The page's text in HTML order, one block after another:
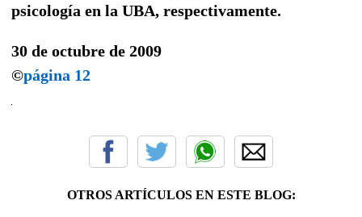
psicología en la UBA, respectivamente.
30 de octubre de 2009
©página 12
OTROS ARTÍCULOS EN ESTE BLOG: